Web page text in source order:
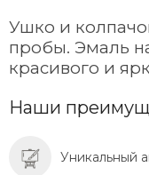
Ушко и
пробы. Эмаль
красивого и
Наши
Уникальный